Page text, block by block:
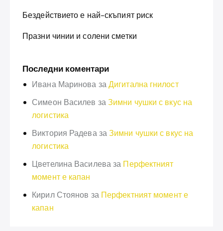
Бездействието е най-скъпият риск
Празни чинии и солени сметки
Последни коментари
Ивана Маринова за Дигитална гнилост
Симеон Василев за Зимни чушки с вкус на
логистика
Виктория РадевазаЗимни чушки с вкус на
логистика
Цветелина Василева за Перфектният
момент е капан
Кирил Стоянов за Перфектният момент е
капан